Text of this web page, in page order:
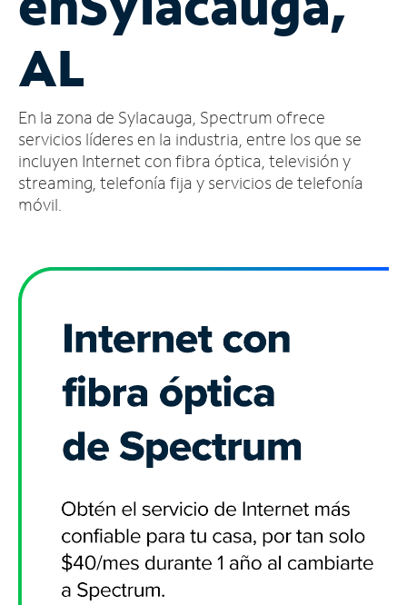
cuenta
Encuentra
tienda
AL
En la zona de Sylacauga, Spectrum ofrece
servicios líderes en la industria, entre los que se
incluyen Internet con fibra óptica, televisión y
streaming, telefonía fija y servicios de telefonía
móvil.